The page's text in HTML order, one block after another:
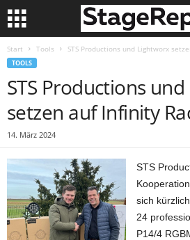
Start Tools STS Productions und Lightworx
TOOLS
STS Productions
setzen auf Infinity
14. März 2024
STS
sich
24
P14/4